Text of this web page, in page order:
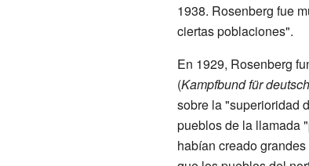
1938. Rosenberg fue
ciertas poblaciones".
En 1929, Rosenberg
(Kampfbund für
sobre la "superioridad
pueblos de la llamada
habían creado